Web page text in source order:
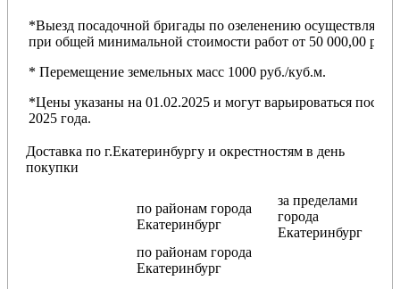
*Выезд посадочной бригады по озеленению осуществляется
при общей минимальной стоимости работ от 50 000,00 руб.
* Перемещение земельных масс 1000 руб./куб.м.
*Цены указаны на 01.02.2025 и могут варьироваться после
2025 года.
Доставка по г.Екатеринбургу и окрестностям в день
покупки
по районам города
Екатеринбург
за пределами
города
Екатеринбург
по районам города
Екатеринбург